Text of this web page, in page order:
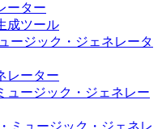
ーター
成ツール
ージック・ジェネレータ
レーター
ュージック・ジェネレー
ミュージック・ジェネレ